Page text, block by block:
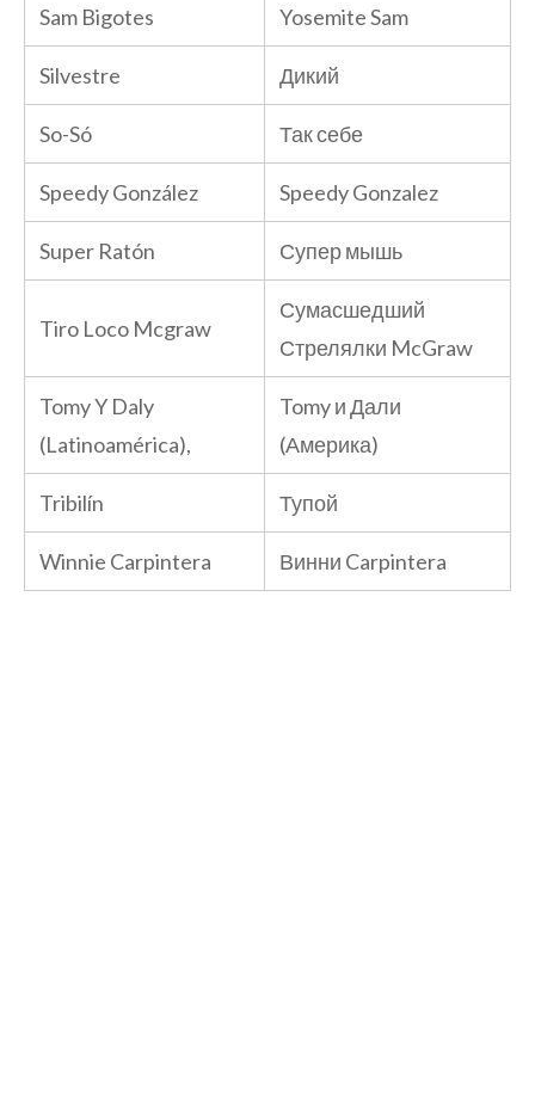
Sam Bigotes Yosemite Sam
Silvestre Дикий
So-Só Так себе
Speedy González Speedy Gonzalez
Super Ratón Супер мышь
Tiro Loco Mcgraw
Сумасшедший
Стрелялки McGraw
Tomy Y Daly
(Latinoamérica),
Tomy и Дали
(Америка)
Tribilín Тупой
Winnie Carpintera Винни Carpintera